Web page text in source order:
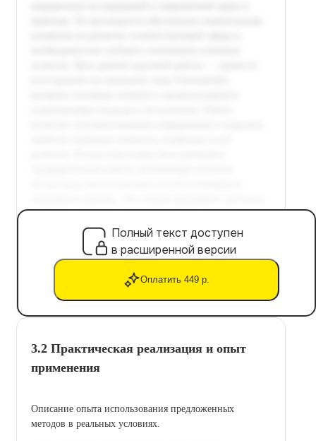
Полный текст доступен
в расширенной версии
Оплатить 449 р.
3.2 Практическая реализация и опыт
применения
Описание опыта использования предложенных
методов в реальных условиях.